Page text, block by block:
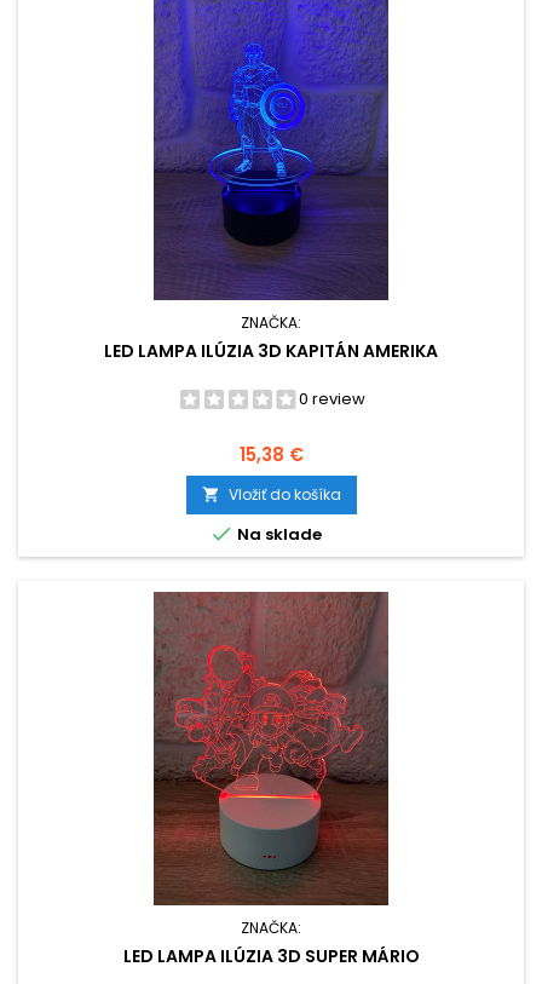
ZNAČKA:
LED LAMPA ILÚZIA 3D KAPITÁN AMERIKA
0 review
Cena
15,38 €
 Vložiť do košíka
 Na sklade
ZNAČKA:
LED LAMPA ILÚZIA 3D SUPER MÁRIO